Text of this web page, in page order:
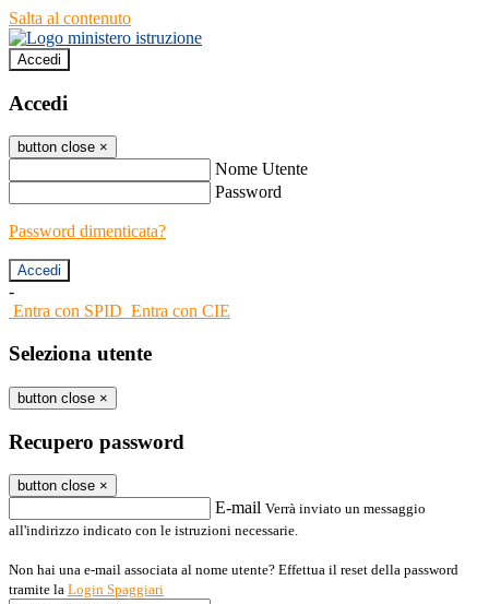
Salta al contenuto
Accedi
Accedi
button close ×
Nome Utente
Password
Password dimenticata?
-
Entra con SPID Entra con CIE
Seleziona utente
button close ×
Recupero password
button close ×
E-mail Verrà inviato un messaggio
all'indirizzo indicato con le istruzioni necessarie.
Non hai una e-mail associata al nome utente? Effettua il reset della password
tramite la Login Spaggiari